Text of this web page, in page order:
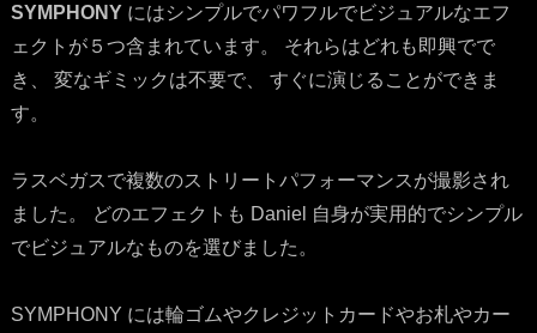
SYMPHONY にはシンプルでパワフルでビジュアルなエフ
ェクトが５つ含まれています。 それらはどれも即興でで
き、 変なギミックは不要で、 すぐに演じることができま
す。
ラスベガスで複数のストリートパフォーマンスが撮影され
ました。 どのエフェクトも Daniel 自身が実用的でシンプル
でビジュアルなものを選びました。
SYMPHONY には輪ゴムやクレジットカードやお札やカー